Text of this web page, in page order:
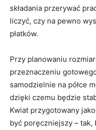
składania przerywać
liczyć, czy na pewno
płatków.
Przy planowaniu
przeznaczeniu
samodzielnie na półce
dzięki czemu będzie
Kwiat przygotowany
być poręczniejszy – tak,